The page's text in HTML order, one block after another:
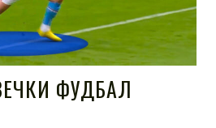
ФУДБАЛ